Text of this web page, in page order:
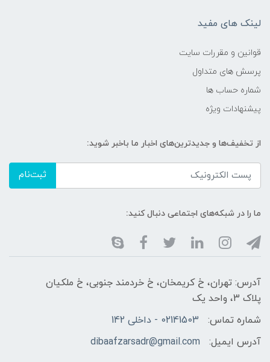
لینک های مفید
قوانین و مقررات سایت
پرسش های متداول
شماره حساب ها
پیشنهادات ویژه
از تخفیف‌ها و جدیدترین‌های اخبار ما باخبر شوید:
ثبت‌نام
ما را در شبکه‌های اجتماعی دنبال کنید:
آدرس: تهران، خ کریمخان، خ خردمند جنوبی، خ ملکیان
پلاک 3، واحد یک
شماره تماس:
02141503 - داخلی 142
آدرس ایمیل:
dibaafzarsadr@gmail.com